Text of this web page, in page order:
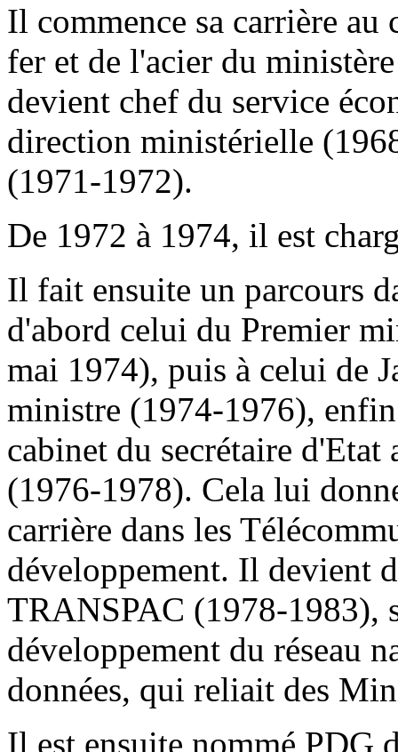
Il commence sa carrière
fer et de l'acier du
devient chef du service
direction ministérielle
(1971-1972).
De 1972 à 1974, il est
Il fait ensuite un parcours
d'abord celui du Premier
mai 1974), puis à celui de
ministre (1974-1976),
cabinet du secrétaire
(1976-1978). Cela lui
carrière dans les
développement. Il devient
TRANSPAC (1978-1983),
développement du réseau
données, qui reliait des
Il est ensuite nommé PDG